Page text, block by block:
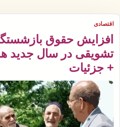
اقتصادی
افزایش حقوق
تشویقی در سال جدید
+ جزئیات